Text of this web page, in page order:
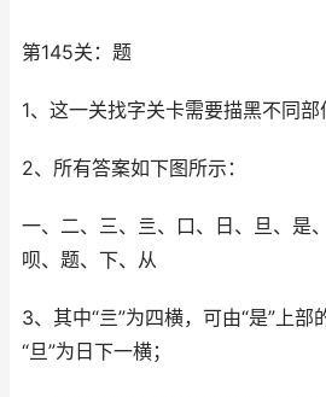
第145关：题
1、这一关找字关卡需要描黑不同
2、所有答案如下图所示：
一、二、三、亖、口、日、旦、是
呗、题、下、从
3、其中“亖”为四横，可由“是”上部
“旦”为日下一横；